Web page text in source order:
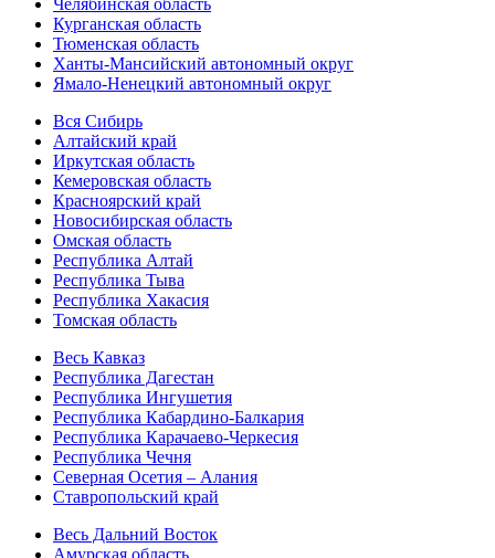
Челябинская область
Курганская область
Тюменская область
Ханты-Мансийский автономный округ
Ямало-Ненецкий автономный округ
Вся Сибирь
Алтайский край
Иркутская область
Кемеровская область
Красноярский край
Новосибирская область
Омская область
Республика Алтай
Республика Тыва
Республика Хакасия
Томская область
Весь Кавказ
Республика Дагестан
Республика Ингушетия
Республика Кабардино-Балкария
Республика Карачаево-Черкесия
Республика Чечня
Северная Осетия – Алания
Ставропольский край
Весь Дальний Восток
Амурская область